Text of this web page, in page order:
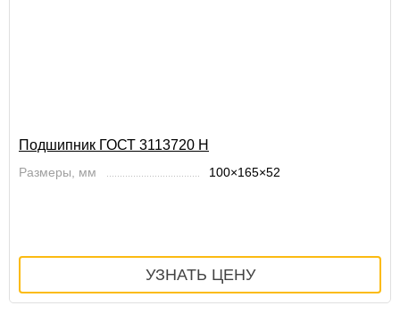
Подшипник ГОСТ 3113720 Н
Размеры, мм 100×165×52